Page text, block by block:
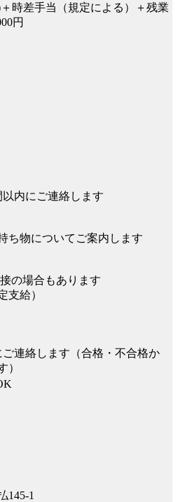
時差手当（規定による）＋残業
円
内にご連絡します
ち物についてご案内します
の場合もあります
支給）
連絡します（合格・不合格か
）
145-1